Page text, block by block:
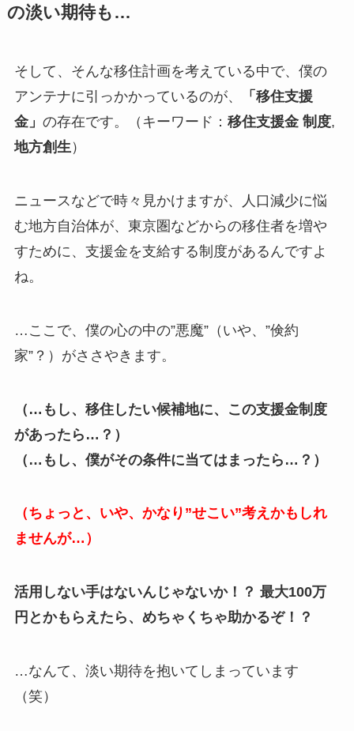
の淡い期待も…
そして、そんな移住計画を考えている中で、僕の
アンテナに引っかかっているのが、
「移住支援
金」 の存在です。（キーワード： 移住支援金 制度,
地方創生）
ニュースなどで時々見かけますが、人口減少に悩
む地方自治体が、東京圏などからの移住者を増や
すために、支援金を支給する制度があるんですよ
ね。
…ここで、僕の心の中の”悪魔”（いや、”倹約
家”？）がささやきます。
（…もし、移住したい候補地に、この支援金制度
があったら…？）
（…もし、僕がその条件に当てはまったら…？）
（ちょっと、いや、かなり”せこい”考えかもしれ
ませんが…）
活用しない手はないんじゃないか！？ 最大100万
円とかもらえたら、めちゃくちゃ助かるぞ！？
…なんて、淡い期待を抱いてしまっています
（笑）